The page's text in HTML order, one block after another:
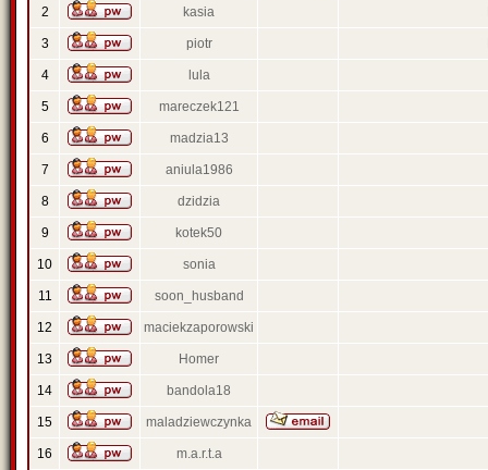
2 kasia
3 piotr
4 lula
5 mareczek121
6 madzia13
7 aniula1986
8 dzidzia
9 kotek50
10 sonia
11 soon_husband
12 maciekzaporowski
13 Homer
14 bandola18
15 maladziewczynka
16 m.a.r.t.a